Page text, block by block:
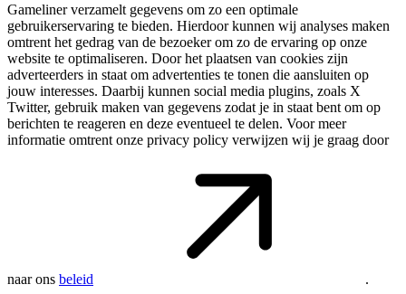
Gameliner verzamelt gegevens om zo een optimale
gebruikerservaring te bieden. Hierdoor kunnen wij analyses maken
omtrent het gedrag van de bezoeker om zo de ervaring op onze
website te optimaliseren. Door het plaatsen van cookies zijn
adverteerders in staat om advertenties te tonen die aansluiten op
jouw interesses. Daarbij kunnen social media plugins, zoals X
Twitter, gebruik maken van gegevens zodat je in staat bent om op
berichten te reageren en deze eventueel te delen. Voor meer
informatie omtrent onze privacy policy verwijzen wij je graag door
naar ons beleid .